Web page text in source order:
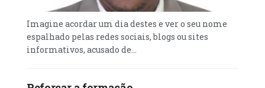
Imagine acordar um dia destes e ver o seu nome
espalhado pelas redes sociais, blogs ou sites
informativos, acusado de...